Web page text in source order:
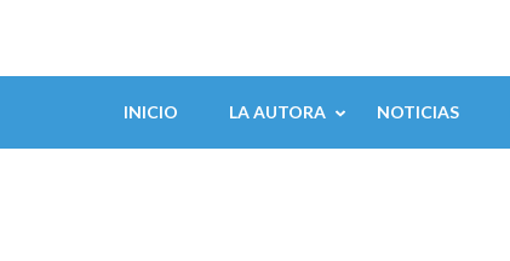
INICIO LA AUTORA NOTICIAS